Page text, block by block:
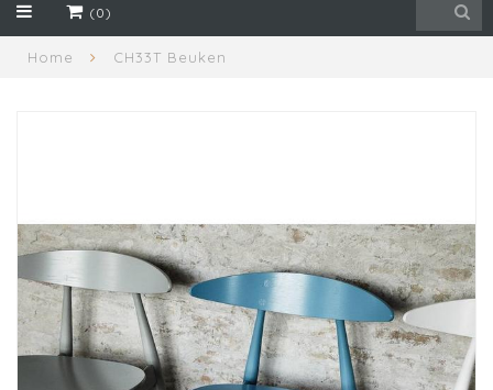
(0)
Home CH33T Beuken